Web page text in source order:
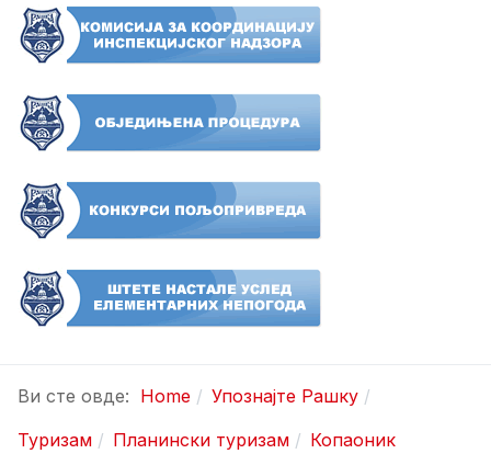
Ви сте овде: Home
Упознајте Рашку
Туризам
Планински туризам Копаоник